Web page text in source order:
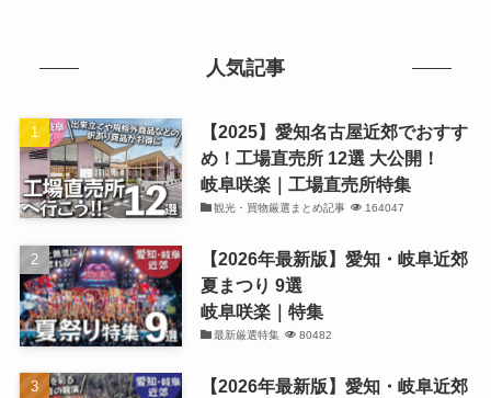
人気記事
【2025】愛知名古屋近郊でおすす
め！工場直売所 12選 大公開！
岐阜咲楽｜工場直売所特集
観光・買物厳選まとめ記事 164047
【2026年最新版】愛知・岐阜近郊
夏まつり 9選
岐阜咲楽｜特集
最新厳選特集 80482
【2026年最新版】愛知・岐阜近郊